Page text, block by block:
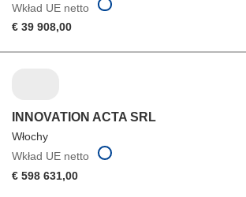
Wkład UE netto
€ 39 908,00
INNOVATION ACTA SRL
Włochy
Wkład UE netto
€ 598 631,00